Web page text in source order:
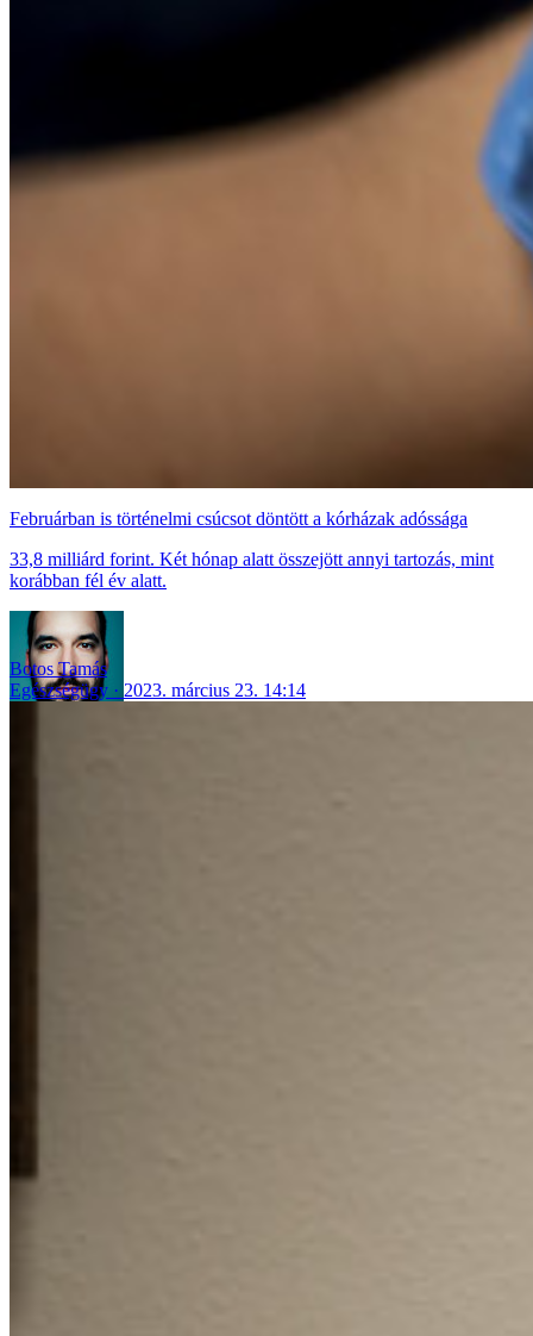
Februárban is történelmi csúcsot döntött a kórházak adóssága
33,8 milliárd forint. Két hónap alatt összejött annyi tartozás, mint
korábban fél év alatt.
Botos Tamás
Egészségügy
2023. március 23. 14:14